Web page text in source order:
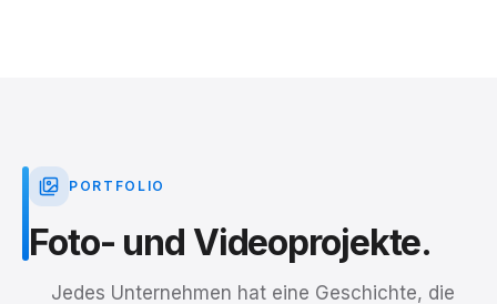
PORTFOLIO
Foto- und Videoprojekte.
Jedes Unternehmen hat eine Geschichte, die